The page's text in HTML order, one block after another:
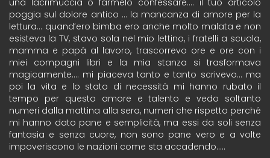
una lacrimuccia o farmelo confessare…. il tuo articolo
poggia sul dolore antico … la mancanza di amore per la
lettura… quand’ero bimba ero anche molto malata e non
esisteva la TV, stavo sola nel mio lettino, i fratelli a scuola,
mamma e papà al lavoro, trascorrevo ore e ore con i
miei compagni libri e la mia stanza si trasformava
magicamente…. mi piaceva tanto e tanto scrivevo… ma
poi la vita e lo stato di necessità mi hanno rubato il
tempo per questo amore e talento e vedo soltanto
numeri dalla mattina alla sera, numeri che rispetto perché
mi hanno dato pane e semplicità, ma essi da soli senza
fantasia e senza cuore, non sono pane vero e a volte
impoveriscono le nazioni come sta accadendo…..